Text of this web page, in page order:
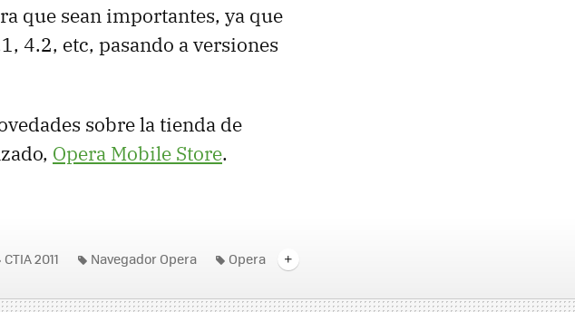
que sean importantes, ya que
4.2, etc, pasando a versiones
sobre la tienda de
Opera Mobile Store.
CTIA 2011 Navegador Opera
Opera